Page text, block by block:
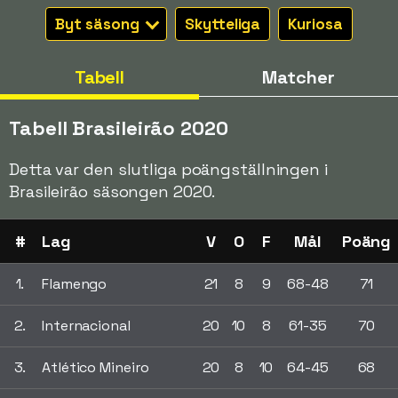
Byt säsong Skytteliga Kuriosa
Tabell Matcher
Tabell Brasileirão 2020
Detta var den slutliga poängställningen i
Brasileirão säsongen 2020.
# Lag V O F Mål Poäng
1. Flamengo 21 8 9 68-48 71
2. Internacional 20 10 8 61-35 70
3. Atlético Mineiro 20 8 10 64-45 68